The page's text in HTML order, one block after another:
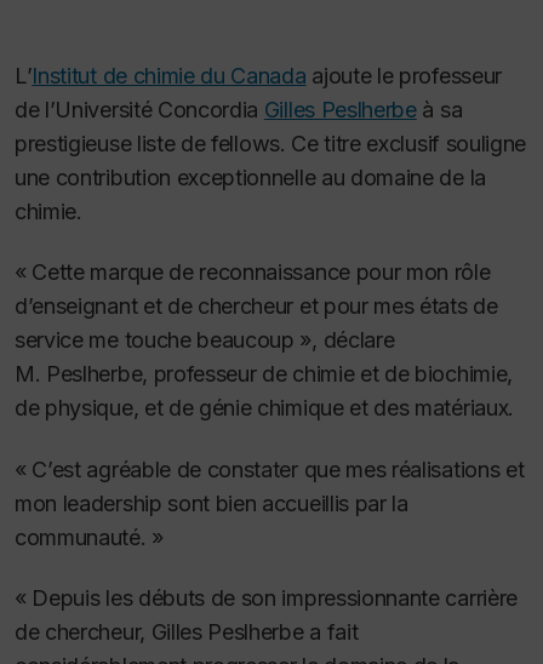
L’Institut de chimie du Canada ajoute le professeur
de l’Université Concordia Gilles Peslherbeà sa
prestigieuse liste defellows. Ce titre exclusif souligne
une contribution exceptionnelle au domaine de la
chimie.
« Cette marque de reconnaissance pour mon rôle
d’enseignant et de chercheur et pour mes états de
service me touche beaucoup », déclare
M. Peslherbe, professeur de chimie et de biochimie,
de physique, et de génie chimique et des matériaux.
« C’est agréable de constater que mes réalisations et
mon leadership sont bien accueillis par la
communauté. »
« Depuis les débuts de son impressionnante carrière
de chercheur, Gilles Peslherbe a fait